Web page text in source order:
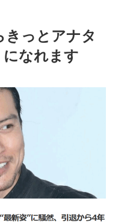
きっとアナタ
になれます